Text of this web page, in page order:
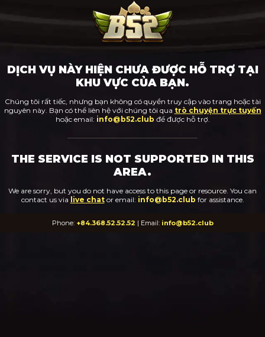
DỊCH VỤ NÀY HIỆN CHƯA ĐƯỢC HỖ TRỢ TẠI
KHU VỰC CỦA BẠN.
Chúng tôi rất tiếc, nhưng bạn không có quyền truy cập vào trang hoặc tài
nguyên này. Bạn có thể liên hệ với chúng tôi qua trò chuyện trực tuyến
hoặc email: info@b52.club để được hỗ trợ.
THE SERVICE IS NOT SUPPORTED IN THIS
AREA.
We are sorry, but you do not have access to this page or resource. You can
contact us via live chator email: info@b52.club for assistance.
Phone: +84.368.52.52.52 | Email: info@b52.club